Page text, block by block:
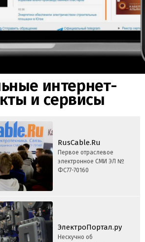
интернет-
и сервисы
RusCable.Ru
Первое отраслевое
электронное СМИ ЭЛ №
ФС77-70160
ЭлектроПортал.ру
Нескучно об